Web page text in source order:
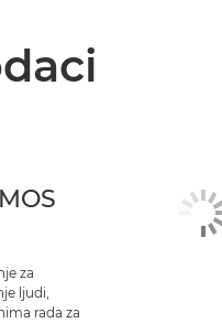
za
ljudi,
rada za